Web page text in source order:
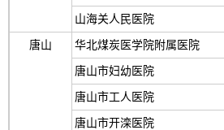
山海关人民医院
唐山
华北煤炭医学院附属医院
唐山市妇幼医院
唐山市工人医院
唐山市开滦医院